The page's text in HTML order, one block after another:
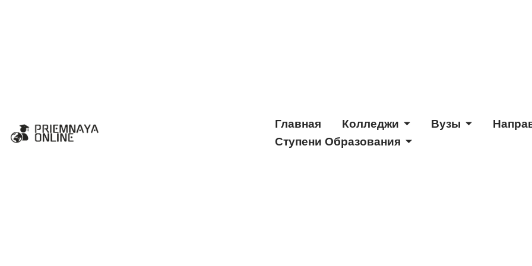
Главная Колледжи Вузы
Ступени Образования